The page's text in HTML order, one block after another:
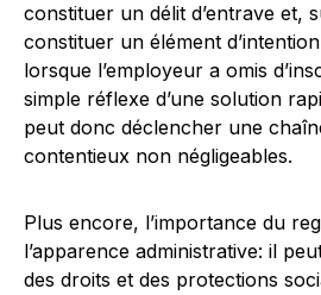
constituer un délit d’entrave et,
constituer un élément
lorsque l’employeur a omis
simple réflexe d’une solution
peut donc déclencher une
contentieux non négligeables.
Plus encore, l’importance du
l’apparence administrative: il
des droits et des protections